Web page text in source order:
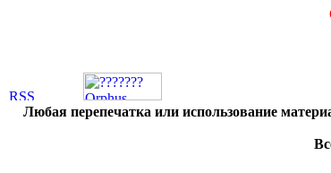
Любая перепечатка или использование